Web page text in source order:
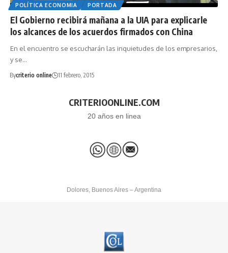
POLÍTICA ECONOMIA PORTADA
El Gobierno recibirá mañana a la UIA para explicarle
los alcances de los acuerdos firmados con China
En el encuentro se escucharán las inquietudes de los empresarios,
y se…
Bycriterio online 11 febrero, 2015
CRITERIOONLINE.COM
20 años en linea
Dolores, Buenos Aires – Argentina